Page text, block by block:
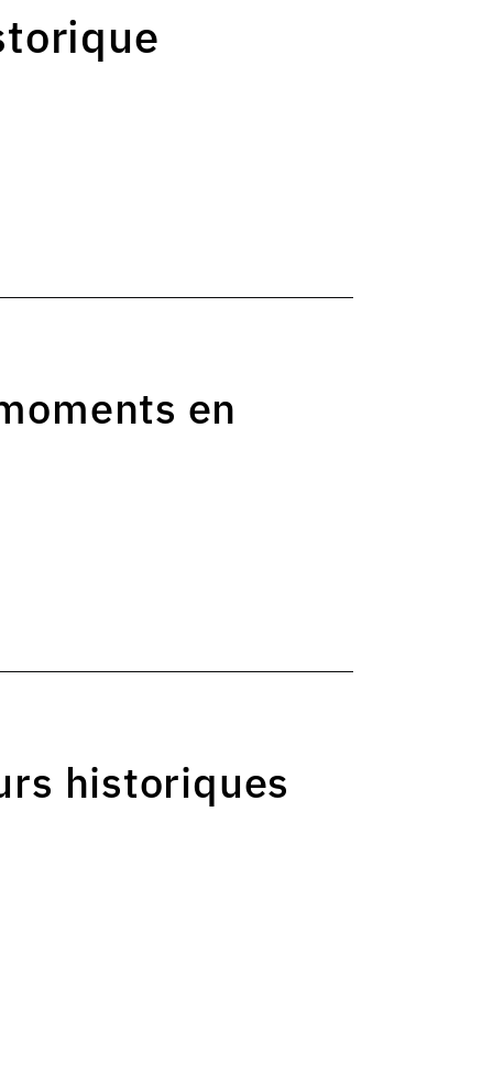
en
historiques